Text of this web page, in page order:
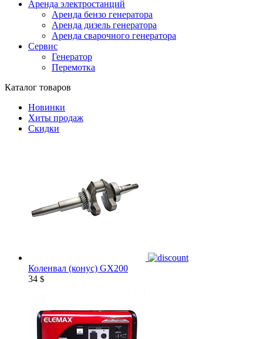
Аренда электростанций
Аренда бензо генератора
Аренда дизель генератора
Аренда сварочного генератора
Сервис
Генератор
Перемотка
Каталог товаров
Новинки
Хиты продаж
Скидки
Коленвал (конус) GX200
34 $